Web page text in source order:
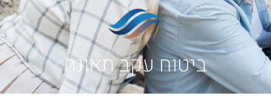
ביטוח עקב תאונה